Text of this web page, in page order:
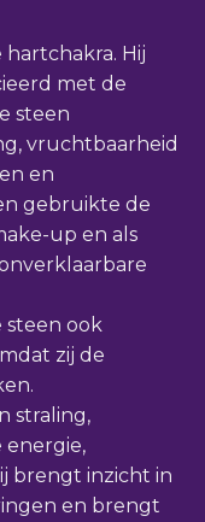
Hij
met de
steen
vruchtbaarheid
en
gebruikte de
up en als
steen ook
zij de
straling,
energie,
brengt inzicht in
en brengt